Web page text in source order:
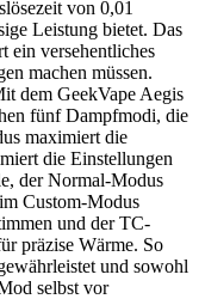
von 0,01
Leistung bietet. Das
ein versehentliches
machen müssen.
dem GeekVape Aegis
fünf Dampfmodi, die
maximiert die
die Einstellungen
der Normal-Modus
Custom-Modus
und der TC-
präzise Wärme. So
und sowohl
selbst vor